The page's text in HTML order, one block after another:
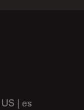
US | es